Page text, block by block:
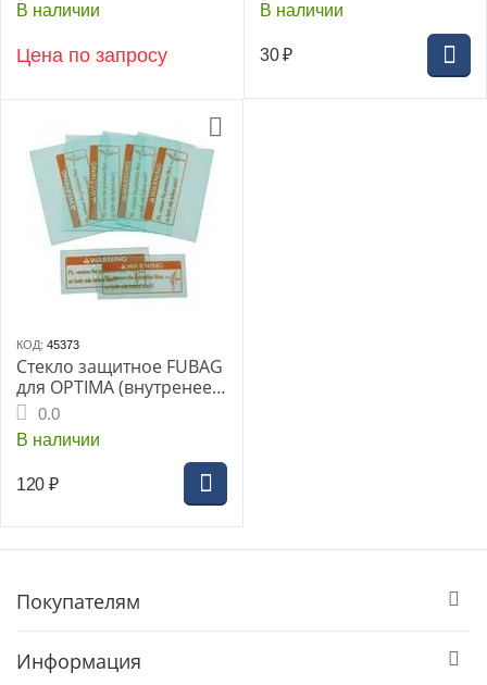
В наличии
Цена по запросу
В наличии
30 ₽
КОД: 45373
Стекло защитное FUBAG
для OPTIMA (внутренее
107х40мм) для масок
992450, 992460, 992470,
992570
0.0
В наличии
120 ₽
Покупателям
Информация